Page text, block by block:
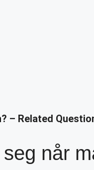
– Related
når